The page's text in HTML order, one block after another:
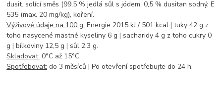
dusit. solící směs (99,5 % jedlá sůl s jódem, 0,5 % dusitan sodný, E
535 (max. 20 mg/kg), koření.
Výživové údaje na 100 g: Energie 2015 kJ / 501 kcal | tuky 42 g z
toho nasycené mastné kyseliny 6 g | sacharidy 4 g z toho cukry 0
g | bílkoviny 12,5 g | sůl 2,3 g.
Skladovat: 0°C až 15°C
Spotřebovat: do 3 měsíců | Po otevření spotřebujte do 24 h.